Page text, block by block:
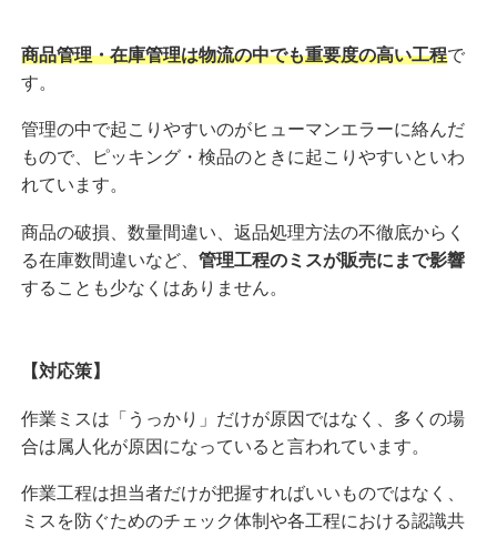
商品管理・在庫管理は物流の中でも重要度の高い工程で
す。
管理の中で起こりやすいのがヒューマンエラーに絡んだ
もので、ピッキング・検品のときに起こりやすいといわ
れています。
商品の破損、数量間違い、返品処理方法の不徹底からく
る在庫数間違いなど、 管理工程のミスが販売にまで影響
することも少なくはありません。
【対応策】
作業ミスは「うっかり」だけが原因ではなく、多くの場
合は属人化が原因になっていると言われています。
作業工程は担当者だけが把握すればいいものではなく、
ミスを防ぐためのチェック体制や各工程における認識共